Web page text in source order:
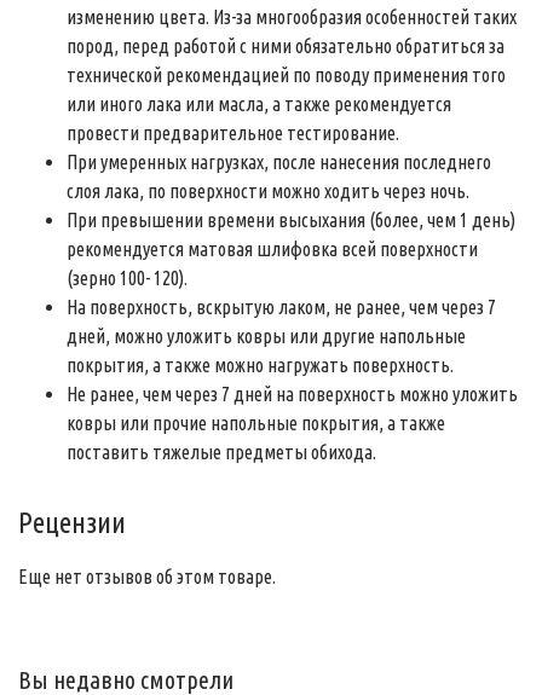
изменению цвета. Из-за многообразия особенностей таких
пород, перед работой с ними обязательно обратиться за
технической рекомендацией по поводу применения того
или иного лака или масла, а также рекомендуется
провести предварительное тестирование.
При умеренных нагрузках, после нанесения последнего
слоя лака, по поверхности можно ходить через ночь.
При превышении времени высыхания (более, чем 1 день)
рекомендуется матовая шлифовка всей поверхности
(зерно 100- 120).
На поверхность, вскрытую лаком, не ранее, чем через 7
дней, можно уложить ковры или другие напольные
покрытия, а также можно нагружать поверхность.
Не ранее, чем через 7 дней на поверхность можно уложить
ковры или прочие напольные покрытия, а также
поставить тяжелые предметы обихода.
Рецензии
Еще нет отзывов об этом товаре.
Вы недавно смотрели